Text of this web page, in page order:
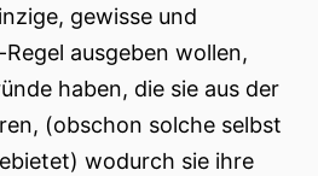
gewisse und
ausgeben wollen,
haben, die sie aus der
(obschon solche selbst
wodurch sie ihre